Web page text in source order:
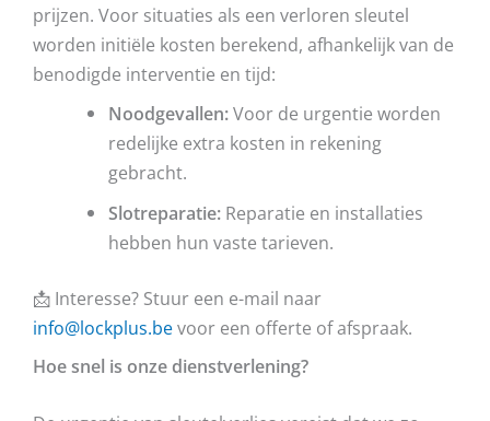
prijzen. Voor situaties als een verloren sleutel
worden initiële kosten berekend, afhankelijk van de
benodigde interventie en tijd:
Noodgevallen:Voor de urgentie worden
redelijke extra kosten in rekening
gebracht.
Slotreparatie: Reparatie en installaties
hebben hun vaste tarieven.
📩 Interesse? Stuur een e-mail naar
info@lockplus.bevoor een offerte of afspraak.
Hoe snel is onze dienstverlening?